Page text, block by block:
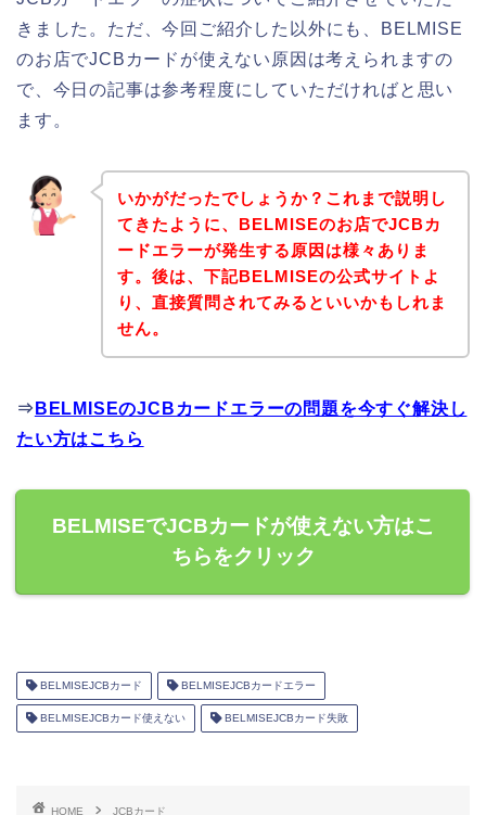
きました。ただ、今回ご紹介した以外にも、BELMISE
のお店でJCBカードが使えない原因は考えられますの
で、今日の記事は参考程度にしていただければと思い
ます。
いかがだったでしょうか？これまで説明し
てきたように、BELMISEのお店でJCBカ
ードエラーが発生する原因は様々ありま
す。後は、下記BELMISEの公式サイトよ
り、直接質問されてみるといいかもしれま
せん。
⇒ BELMISEのJCBカードエラーの問題を今すぐ解決し
たい方はこちら
BELMISEでJCBカードが使えない方はこ
ちらをクリック
BELMISEJCBカード BELMISEJCBカードエラー
BELMISEJCBカード使えない BELMISEJCBカード失敗
HOME JCBカード